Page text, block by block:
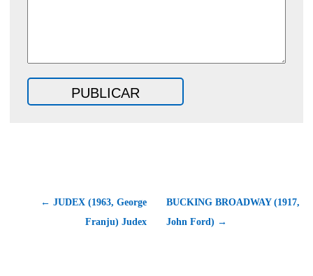
← JUDEX (1963, George
Franju) Judex
BUCKING BROADWAY (1917,
John Ford) →